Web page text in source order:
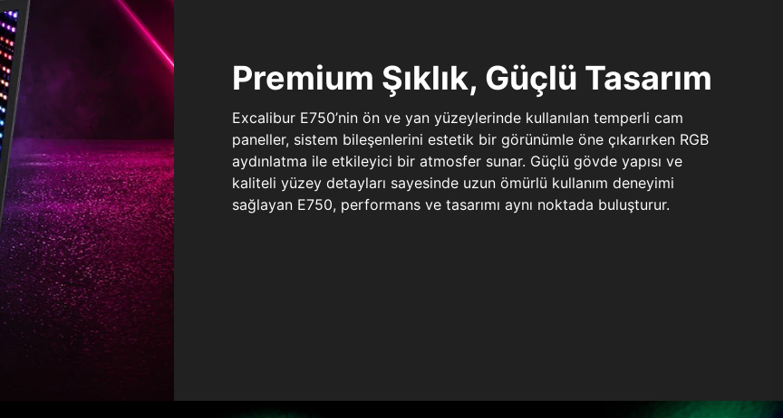
Premium Şıklık, Güçlü Tasarım
Excalibur E750’nin ön ve yan yüzeylerinde kullanılan temperli cam
paneller, sistem bileşenlerini estetik bir görünümle öne çıkarırken RGB
aydınlatma ile etkileyici bir atmosfer sunar. Güçlü gövde yapısı ve
kaliteli yüzey detayları sayesinde uzun ömürlü kullanım deneyimi
sağlayan E750, performans ve tasarımı aynı noktada buluşturur.